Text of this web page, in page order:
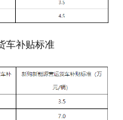
补贴标准